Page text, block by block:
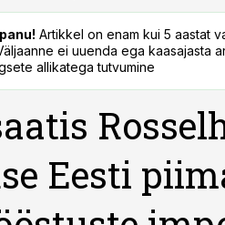
Artikkel on enam kui 5 aastat
ei uuenda ega kaasajasta
allikatega tutvumine
Eesti